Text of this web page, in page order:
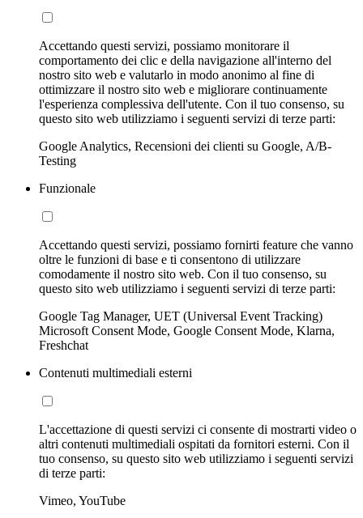
Accettando questi servizi, possiamo monitorare il
comportamento dei clic e della navigazione all'interno del
nostro sito web e valutarlo in modo anonimo al fine di
ottimizzare il nostro sito web e migliorare continuamente
l'esperienza complessiva dell'utente. Con il tuo consenso, su
questo sito web utilizziamo i seguenti servizi di terze parti:
Google Analytics, Recensioni dei clienti su Google, A/B-
Testing
Funzionale
Accettando questi servizi, possiamo fornirti feature che vanno
oltre le funzioni di base e ti consentono di utilizzare
comodamente il nostro sito web. Con il tuo consenso, su
questo sito web utilizziamo i seguenti servizi di terze parti:
Google Tag Manager, UET (Universal Event Tracking)
Microsoft Consent Mode, Google Consent Mode, Klarna,
Freshchat
Contenuti multimediali esterni
L'accettazione di questi servizi ci consente di mostrarti video o
altri contenuti multimediali ospitati da fornitori esterni. Con il
tuo consenso, su questo sito web utilizziamo i seguenti servizi
di terze parti:
Vimeo, YouTube